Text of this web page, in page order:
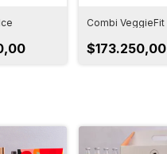
Combi VeggieFit
$173.250,00